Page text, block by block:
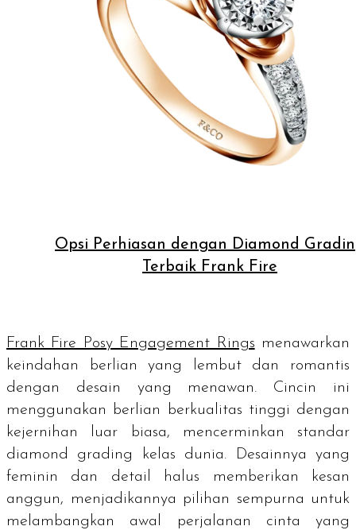
Opsi Perhiasan dengan Diamond
Terbaik Frank Fire
Frank Fire Posy Engagement Rings menawarkan
keindahan berlian yang lembut dan romantis
dengan desain yang menawan. Cincin ini
menggunakan berlian berkualitas tinggi dengan
kejernihan luar biasa, mencerminkan standar
diamond grading
kelas dunia. Desainnya yang
feminin dan detail halus memberikan kesan
anggun, menjadikannya pilihan sempurna untuk
melambangkan awal perjalanan cinta yang